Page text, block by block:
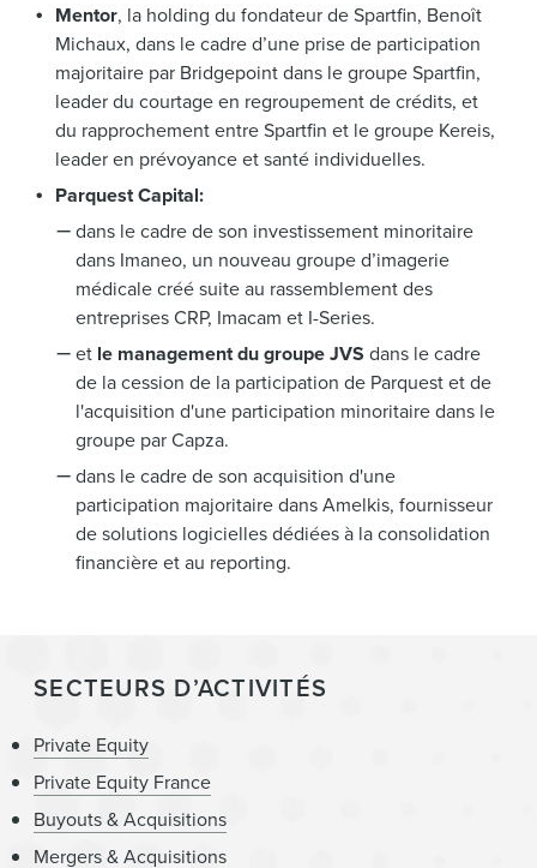
Mentor, la holding du fondateur de Spartfin, Benoît
Michaux, dans le cadre d’une prise de participation
majoritaire par Bridgepoint dans le groupe Spartfin,
leader du courtage en regroupement de crédits, et
du rapprochement entre Spartfin et le groupe Kereis,
leader en prévoyance et santé individuelles.
Parquest Capital:
dans le cadre de son investissement minoritaire
dans Imaneo, un nouveau groupe d’imagerie
médicale créé suite au rassemblement des
entreprises CRP, Imacam et I-Series.
et le management du groupe JVS dans le cadre
de la cession de la participation de Parquest et de
l'acquisition d'une participation minoritaire dans le
groupe par Capza.
dans le cadre de son acquisition d'une
participation majoritaire dans Amelkis, fournisseur
de solutions logicielles dédiées à la consolidation
financière et au reporting.
SECTEURS D’ACTIVITÉS
Private Equity
Private Equity France
Buyouts & Acquisitions
Mergers & Acquisitions